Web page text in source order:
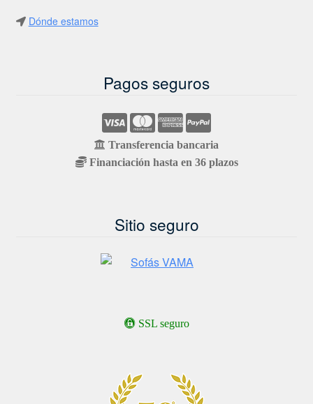
Dónde estamos
Pagos seguros
Transferencia bancaria
Financiación hasta en 36 plazos
Sitio seguro
SSL seguro